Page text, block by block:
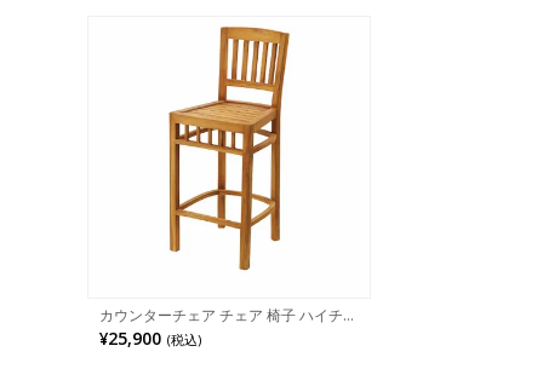
カウンターチェア チェア 椅子 ハイチェ
ア バーチェア 木製 天然木 リゾート風
椅子 いす 木製チェア 天然木 チーク材
¥25,900 (税込)